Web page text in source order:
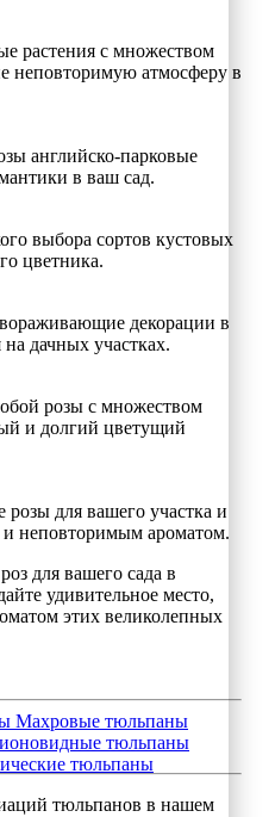
растения с множеством
неповторимую атмосферу в
английско-парковые
в ваш сад.
выбора сортов кустовых
цветника.
декорации в
дачных участках.
розы с множеством
и долгий цветущий
для вашего участка и
и неповторимым ароматом.
для вашего сада в
удивительное место,
этих великолепных
Махровые тюльпаны
тюльпаны
тюльпаны
тюльпанов в нашем